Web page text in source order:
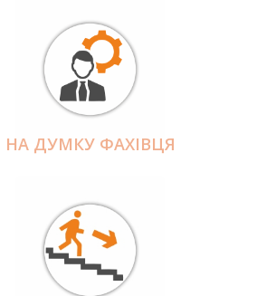
НА ДУМКУ ФАХІВЦЯ